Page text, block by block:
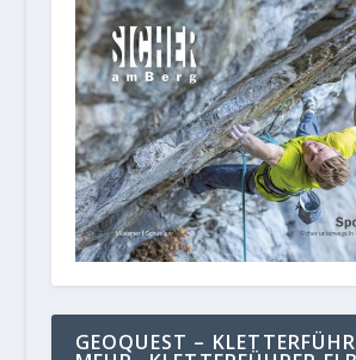
GEOQUEST –